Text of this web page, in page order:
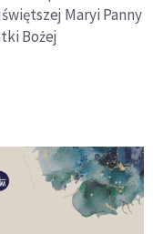
Maryi Panny
Bożej